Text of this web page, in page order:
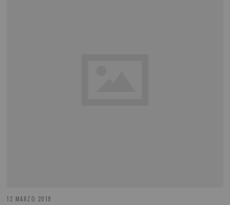
12 MARZO 2019